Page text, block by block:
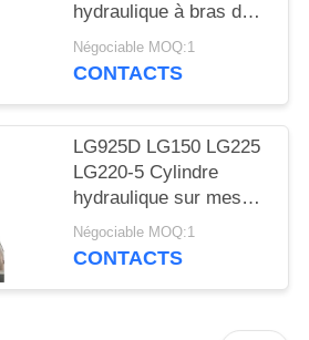
hydraulique à bras de
soupape cylindre sur
excavatrice
Négociable MOQ:1
CONTACTS
LG925D LG150 LG225
LG220-5 Cylindre
hydraulique sur mesure
avec bouchon de bras
pour excavatrice
Négociable MOQ:1
CONTACTS